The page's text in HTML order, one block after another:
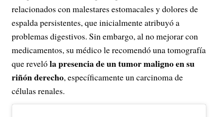
relacionados con malestares estomacales y dolores de
espalda persistentes, que inicialmente atribuyó a
problemas digestivos. Sin embargo, al no mejorar con
medicamentos, su médico le recomendó una tomografía
que revelóla presencia de un tumor maligno en su
riñón derecho, específicamente un carcinoma de
células renales.